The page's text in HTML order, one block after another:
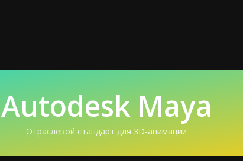
Autodesk Maya
Отраслевой стандарт для 3D-анимации